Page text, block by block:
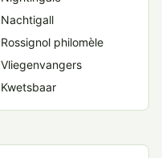
Nachtigall
Rossignol philomèle
Vliegenvangers
Kwetsbaar